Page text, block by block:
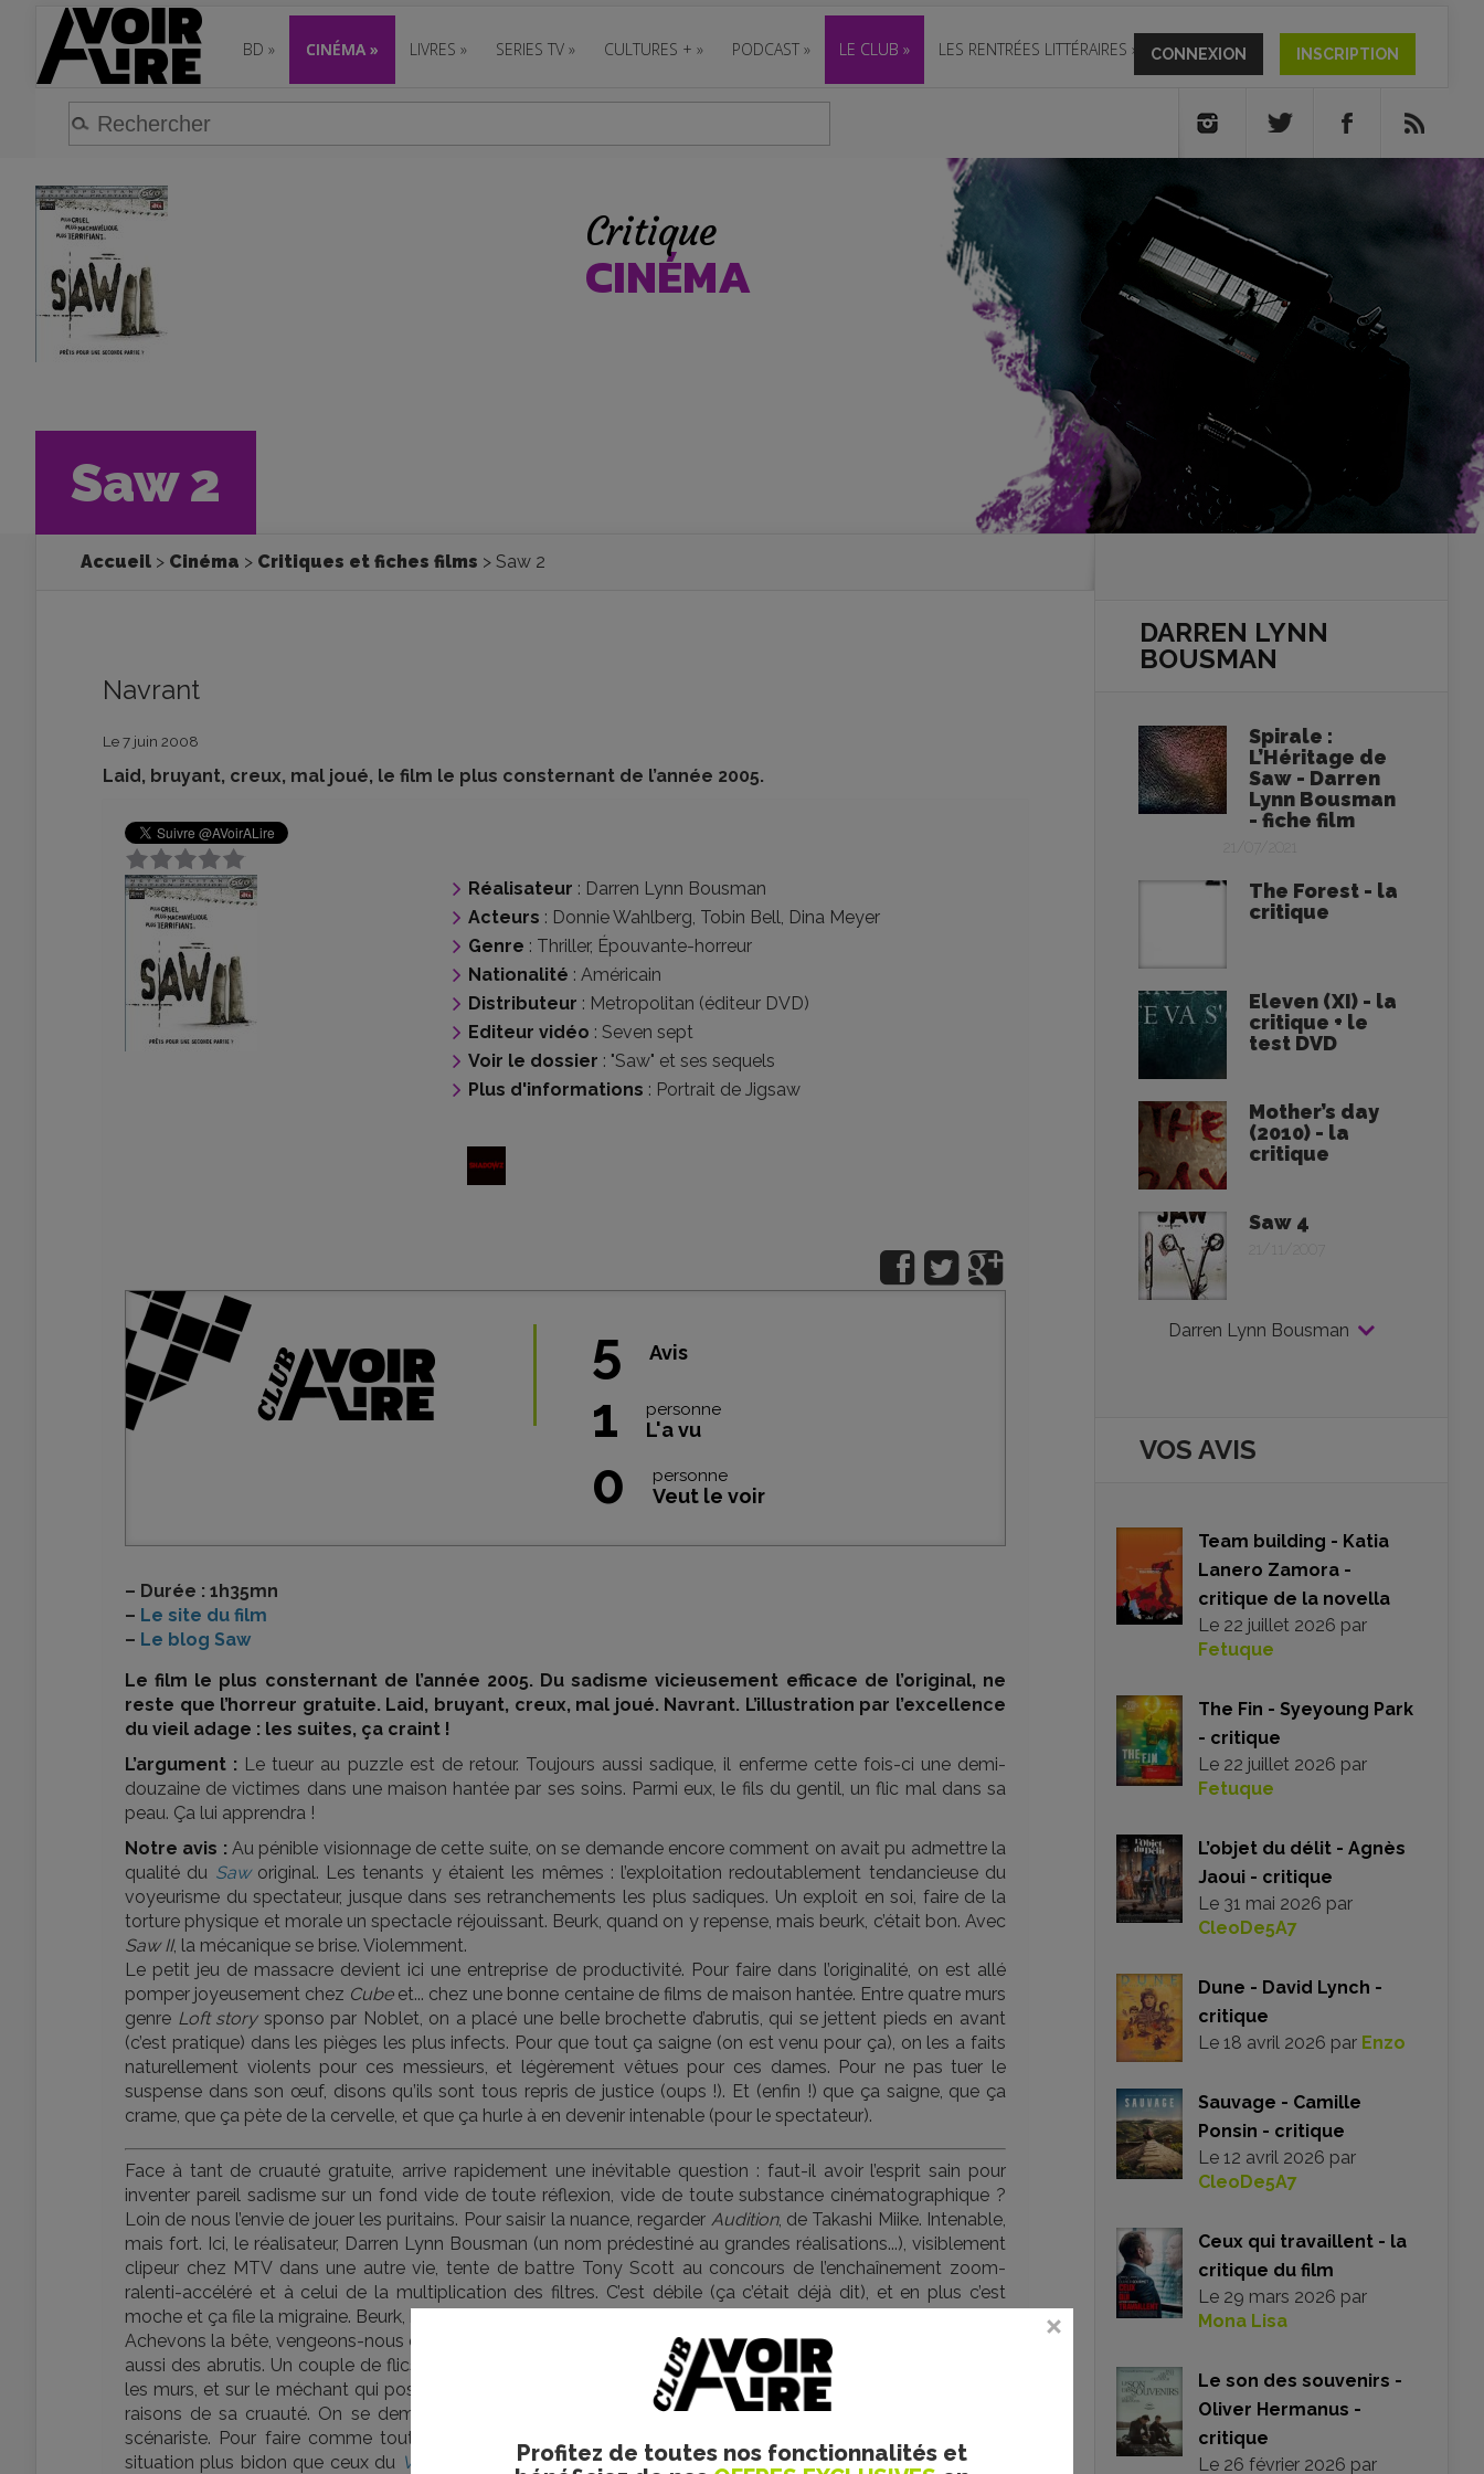
BD » CINÉMA » LIVRES » SERIES TV » CULTURES + » PODCAST » LE CLUB » LES RENTRÉES LITTÉRAIRES » CONNEXION INSCRIPTION
Profitez de toutes nos fonctionnalités et
Critique
CINÉMA
Saw 2
Accueil Cinéma Critiques et fiches films Saw 2
Navrant
Le 7 juin 2008
Laid, bruyant, creux, mal joué, le film le plus consternant de l’année 2005.
Réalisateur : Darren Lynn Bousman
Acteurs : Donnie Wahlberg, Tobin Bell, Dina Meyer
Genre : Thriller, Épouvante-horreur
Nationalité : Américain
Distributeur : Metropolitan (éditeur DVD)
Editeur vidéo : Seven sept
Voir le dossier : "Saw" et ses sequels
Plus d'informations : Portrait de Jigsaw
5 Avis
1 personne
L'a vu
0 personne
Veut le voir
– Durée : 1h35mn
– Le site du film
– Le blog Saw
Le film le plus consternant de l’année 2005. Du sadisme vicieusement efficace de l’original, ne
reste que l’horreur gratuite. Laid, bruyant, creux, mal joué. Navrant. L’illustration par l’excellence
du vieil adage : les suites, ça craint !
L’argument : Le tueur au puzzle est de retour. Toujours aussi sadique, il enferme cette fois-ci une demi-
douzaine de victimes dans une maison hantée par ses soins. Parmi eux, le fils du gentil, un flic mal dans sa
peau. Ça lui apprendra !
Notre avis : Au pénible visionnage de cette suite, on se demande encore comment on avait pu admettre la
qualité du Saworiginal. Les tenants y étaient les mêmes : l’exploitation redoutablement tendancieuse du
voyeurisme du spectateur, jusque dans ses retranchements les plus sadiques. Un exploit en soi, faire de la
torture physique et morale un spectacle réjouissant. Beurk, quand on y repense, mais beurk, c’était bon. Avec
Saw II, la mécanique se brise. Violemment.
Le petit jeu de massacre devient ici une entreprise de productivité. Pour faire dans l’originalité, on est allé
pomper joyeusement chez Cubeet... chez une bonne centaine de films de maison hantée. Entre quatre murs
genre Loft storysponso par Noblet, on a placé une belle brochette d’abrutis, qui se jettent pieds en avant
(c’est pratique) dans les pièges les plus infects. Pour que tout ça saigne (on est venu pour ça), on les a faits
naturellement violents pour ces messieurs, et légèrement vêtues pour ces dames. Pour ne pas tuer le
suspense dans son œuf, disons qu’ils sont tous repris de justice (oups !). Et (enfin !) que ça saigne, que ça
crame, que ça pète de la cervelle, et que ça hurle à en devenir intenable (pour le spectateur).
Face à tant de cruauté gratuite, arrive rapidement une inévitable question : faut-il avoir l’esprit sain pour
inventer pareil sadisme sur un fond vide de toute réflexion, vide de toute substance cinématographique ?
Loin de nous l’envie de jouer les puritains. Pour saisir la nuance, regarder Audition, de Takashi Miike. Intenable,
mais fort. Ici, le réalisateur, Darren Lynn Bousman (un nom prédestiné au grandes réalisations...), visiblement
clipeur chez MTV dans une autre vie, tente de battre Tony Scott au concours de l’enchaînement zoom-
ralenti-accéléré et à celui de la multiplication des filtres. C’est débile (ça c’était déjà dit), et en plus c’est
moche et ça file la migraine. Beurk, bis.
Achevons la bête, vengeons-nous d’avoir dû la contempler deux heures durant. Car enfin les gentils sont eux
aussi des abrutis. Un couple de flics sans saveur, à zolie casquette FBI, seulement capable de cogner dans
les murs, et sur le méchant qui possède, lui, les seuls neurones de la bobine. Un méchant qui expose ici les
raisons de sa cruauté. On se demande s’il faut les trouver gerbantes (elles aussi) ou si elles excitent le
scénariste. Pour faire comme tout le monde, il y a aussi des
situation plus bidon que ceux du Village
de M. Night Shyamalan. Et à la fin... ah, y’aura un numéro trois. On
DARREN LYNN
BOUSMAN
Spirale :
L’Héritage de
Saw - Darren
Lynn Bousman
- fiche film
The Forest - la
critique
Eleven (XI) - la
critique + le
test DVD
Mother’s day
(2010) - la
critique
Saw 4
Darren Lynn Bousman
VOS AVIS
Team building - Katia
Lanero Zamora -
critique de la novella
Le 22 juillet 2026 par
Fetuque
The Fin - Syeyoung Park
- critique
Le 22 juillet 2026 par
Fetuque
L’objet du délit - Agnès
Jaoui - critique
Le 31 mai 2026 par
CleoDe5A7
Dune - David Lynch -
critique
Le 18 avril 2026 par Enzo
Sauvage - Camille
Ponsin - critique
Le 12 avril 2026 par
CleoDe5A7
Ceux qui travaillent - la
critique du film
Le 29 mars 2026 par
Mona Lisa
Le son des souvenirs -
Oliver Hermanus -
critique
Le 26 février 2026 par